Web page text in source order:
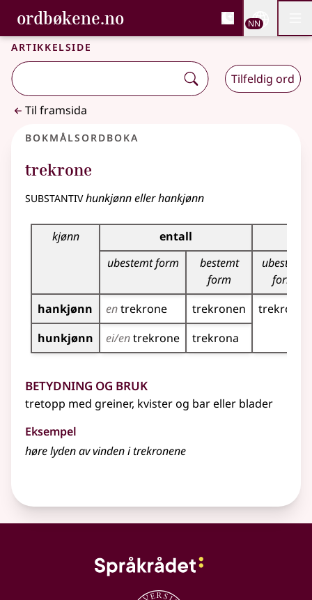
Gå til hovudinnhald
Tilgjenge
ordbøkene.no, Bokmålsordboka og
Bokmålsordboka og Nynorskordboka
NN
Artikkelside
Tilfeldig ord
Til framsida
Bokmålsordboka
trekrone
substantivhunkjønn eller hankjønn
Bøyingstabell for dette substantivet
kjønn entall
ubestemt form
bestemt
form
ubestemt
form
hankjønn
entrekrone trekronen
trekroner
hunkjønn
ei/entrekrone trekrona
Betydning og bruk
tretopp med greiner, kvister og bar eller blader
Eksempel
høre lyden av vinden i trekronene